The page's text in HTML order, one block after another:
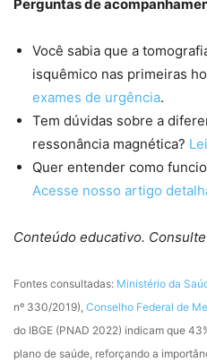
Perguntas de
Você sabia que a
isquêmico nas primeiras
exames de urgência.
Tem dúvidas sobre a
ressonância magnética?
Quer entender como
Acesse nosso artigo
Conteúdo educativo.
Fontes consultadas: Ministério da
nº 330/2019), Conselho Federal de
do IBGE (PNAD 2022) indicam que
plano de saúde, reforçando a